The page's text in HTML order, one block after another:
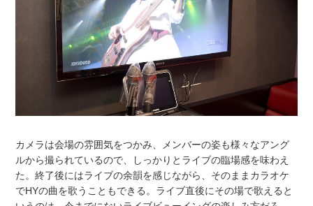
カメラは会場の雰囲気をつかみ、メンバーの姿も様々なアング
ルから撮られているので、しっかりとライブの臨場感を味わえ
た。終了後にはライブの余韻を感じながら、そのままカラオケ
でHYの曲を歌うこともできる。ライブ直後にその場で歌えると